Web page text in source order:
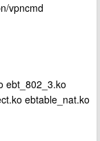
vpncmd
ebt_802_3.ko
ebtable_nat.ko